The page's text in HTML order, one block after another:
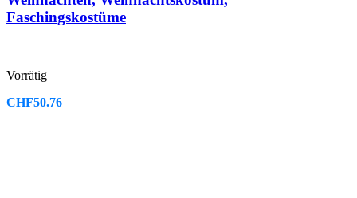
Faschingskostüme
Vorrätig
CHF50.76